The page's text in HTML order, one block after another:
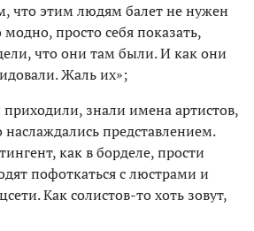
что этим людям балет не нужен
модно, просто себя показать,
что они там были. И как они
Жаль их»;
знали имена артистов,
наслаждались представлением.
как в борделе, прости
пофоткаться с люстрами и
Как солистов-то хоть зовут,